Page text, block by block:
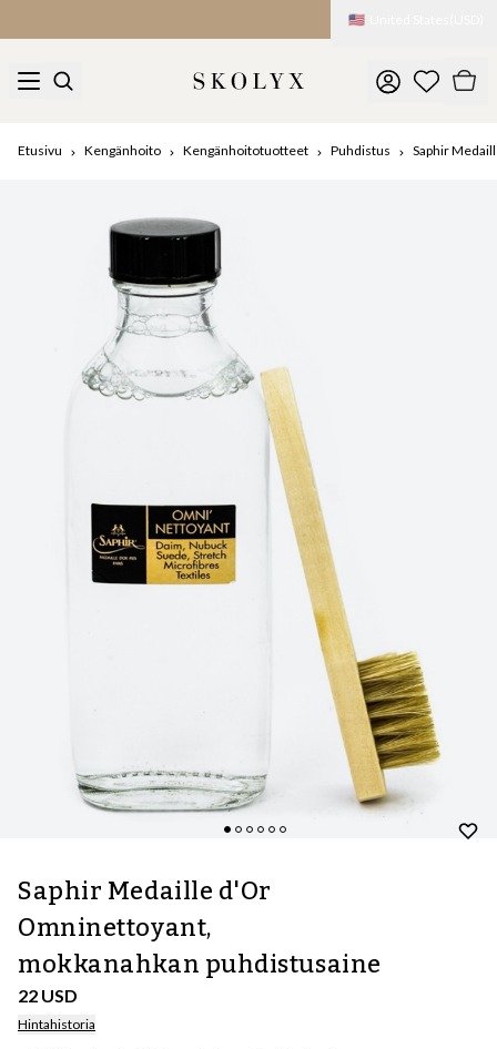
🇺🇸
Etusivu Kengänhoito Kengänhoitotuotteet Puhdistus Saphir
Saphir Medaille d'Or
Omninettoyant,
mokkanahkan puhdistusaine
22 USD
Hintahistoria